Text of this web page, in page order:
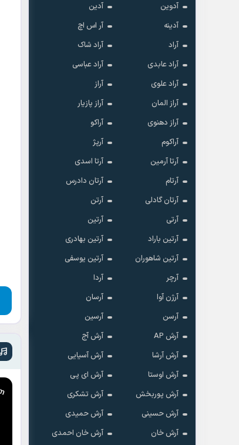
آدوین
آدین
آدینه
آر اس اچ
آراد
آراد شاک
آراد عابدی
آراد عباسی
آراد علوی
آراز
آراز المان
آراز پازیار
آراز دهنوی
آراکو
آراکوم
آرپژ
آرتا آرمین
آرتا اسدی
آرتام
آرتان دادرس
آرتان گادلی
آرتن
آرتی
آرتین
آرتین باراد
آرتین بهادری
آرتین شاهوران
آرتین یوسفی
آرچر
آردا
آرژن آوا
آرسان
آرسن
آرسین
آرش AP
آرش آج
آرش آرشا
آرش آسیایی
آرش اوستا
آرش ای پی
آرش پوربخش
آرش تشکری
آرش حسینی
آرش حمیدی
آرش خان
آرش خان احمدی